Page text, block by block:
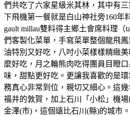
們共吃了六家星級米其林，其中有
下飛機第一餐就是白山神社旁160年
gault millau雙料得主鄉土會席料理（
們客製化菜單，手寫菜單整個龍飛
油特別又好吃，八吋小菜樣樣精緻
麼好吃，月之輪熊肉吃得團員目瞪
味，甜點更好吃。更讓我喜歡的是
務真心非常到位，親切又細心。這
福井的敦賀，加上石川「小松」機
金澤(市)，這個遠比石川(縣)的城市